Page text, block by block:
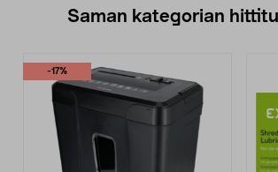
Saman kategorian
-17%